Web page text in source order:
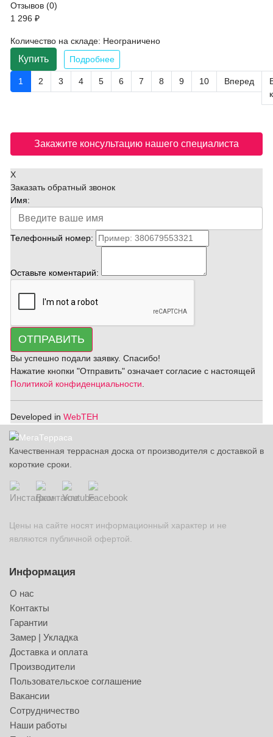
Отзывов (0)
1 296 ₽
Количество на складе: Неограничено
Купить Подробнее
1 2 3 4 5 6 7 8 9 10 Вперед
Закажите консультацию нашего специалиста
X
Заказать обратный звонок
Имя:
Телефонный номер:
Оставьте коментарий:
ОТПРАВИТЬ
Вы успешно подали заявку. Спасибо!
Нажатие кнопки "Отправить" означает согласие с настоящей
Политикой конфиденциальности
Developed in WebTEH
Качественная террасная доска от производителя с доставкой в
короткие сроки.
Цены на сайте носят информационный характер и не
являются публичной офертой.
Информация
О нас
Контакты
Гарантии
Замер | Укладка
Доставка и оплата
Производители
Пользовательское соглашение
Вакансии
Сотрудничество
Наши работы